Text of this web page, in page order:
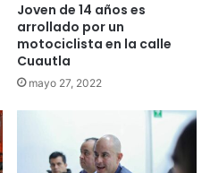
Joven de 14 años es
arrollado por un
motociclista en la calle
Cuautla
mayo 27, 2022